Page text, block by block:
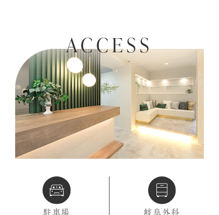
ACCESS
駐車場 岐阜外科